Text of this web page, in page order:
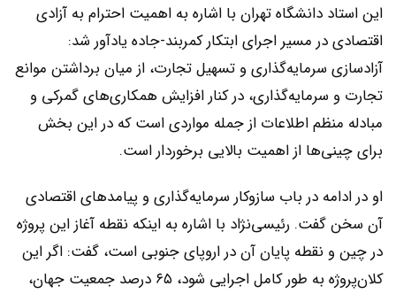
این استاد دانشگاه تهران با اشاره به اهمیت احترام به آزادی
اقتصادی در مسیر اجرای ابتکار کمربند-جاده یادآور شد:
آزادسازی سرمایه‌گذاری و تسهیل تجارت، از میان برداشتن موانع
تجارت و سرمایه‌گذاری، در کنار افزایش همکاری‌‌‌های گمرکی و
مبادله منظم اطلاعات از جمله مواردی است که در این بخش
برای چینی‌‌‌ها از اهمیت بالایی برخوردار است.
او در ادامه در باب سازوکار ‌‌‌سرمایه‌گذاری و پیامدهای اقتصادی
آن سخن گفت. رئیسی‌نژاد با اشاره به اینکه نقطه آغاز این پروژه
در چین و نقطه پایان آن در اروپای جنوبی است، گفت: اگر این
کلان‌‌‌پروژه به طور کامل اجرایی شود، ۶۵ درصد جمعیت جهان،